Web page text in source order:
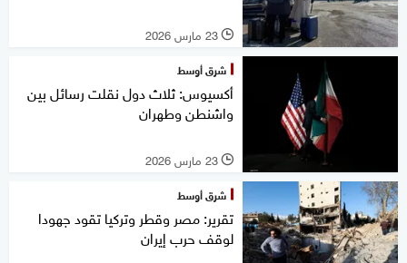
l 23 مارس 2026
شرق أوسط
أكسيوس: ثلاث دول نقلت رسائل بين
واشنطن وطهران
l 23 مارس 2026
شرق أوسط
تقرير: مصر وقطر وتركيا تقود جهودا
لوقف حرب إيران